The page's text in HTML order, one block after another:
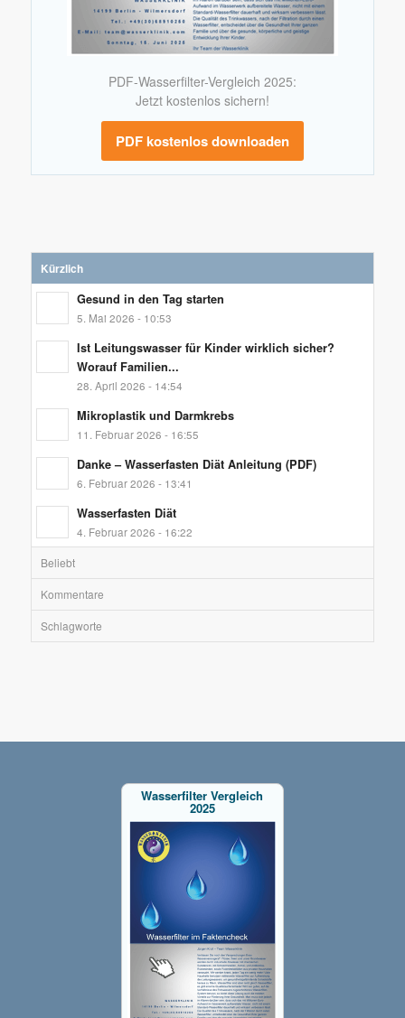
PDF-Wasserfilter-Vergleich 2025:
Jetzt kostenlos sichern!
PDF kostenlos downloaden
Kürzlich
Gesund in den Tag starten
5. Mai 2026 - 10:53
Ist Leitungswasser für Kinder wirklich sicher?
Worauf Familien...
28. April 2026 - 14:54
Mikroplastik und Darmkrebs
11. Februar 2026 - 16:55
Danke – Wasserfasten Diät Anleitung (PDF)
6. Februar 2026 - 13:41
Wasserfasten Diät
4. Februar 2026 - 16:22
Beliebt
Kommentare
Schlagworte
Wasserfilter Vergleich
2025